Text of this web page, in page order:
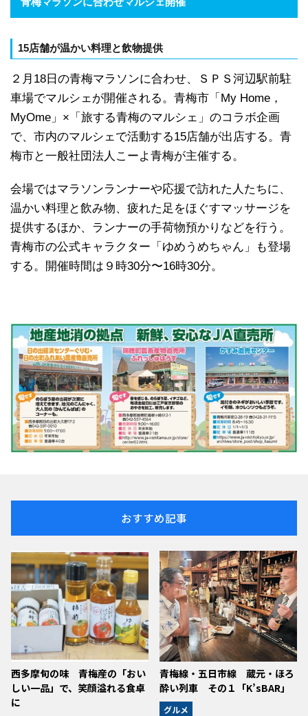
15店舗が温かい料理と飲物提供
２月18日の青梅マラソンに合わせ、ＳＰＳ河辺駅前駐
車場でマルシェが開催される。青梅市「My Home，
MyOme」×「旅する青梅のマルシェ」のコラボ企画
で、市内のマルシェで活動する15店舗が出店する。青
梅市と一般社団法人こーよ青梅が主催する。
会場ではマラソンランナーや応援で訪れた人たちに、
温かい料理と飲み物、疲れた足をほぐすマッサージを
提供するほか、ランナーの手荷物預かりなどを行う。
青梅市の公式キャラクター「ゆめうめちゃん」も登場
する。開催時間は９時30分〜16時30分。
おすすめ記事
西多摩旬の味 青梅産の「おい
しい一品」で、笑顔溢れる食卓
に
青梅線・五日市線 蔵元・ほろ
酔い列車 その１「K’sBAR」
グルメ